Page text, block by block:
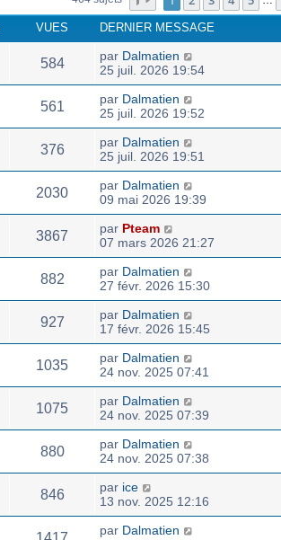
VUES DERNIER MESSAGE
584 par Dalmatien
25 juil. 2026 19:54
561 par Dalmatien
25 juil. 2026 19:52
376 par Dalmatien
25 juil. 2026 19:51
2030 par Dalmatien
09 mai 2026 19:39
3867 par Pteam
07 mars 2026 21:27
882 par Dalmatien
27 févr. 2026 15:30
927 par Dalmatien
17 févr. 2026 15:45
1035 par Dalmatien
24 nov. 2025 07:41
1075 par Dalmatien
24 nov. 2025 07:39
880 par Dalmatien
24 nov. 2025 07:38
846 par ice
13 nov. 2025 12:16
par Dalmatien